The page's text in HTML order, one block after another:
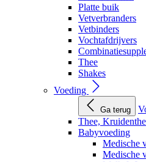
Platte buik
Vetverbranders
Vetbinders
Vochtafdrijvers
Thee
Shakes
Voeding
Ga terug
Thee,
Babyvoeding
Medische
Medische